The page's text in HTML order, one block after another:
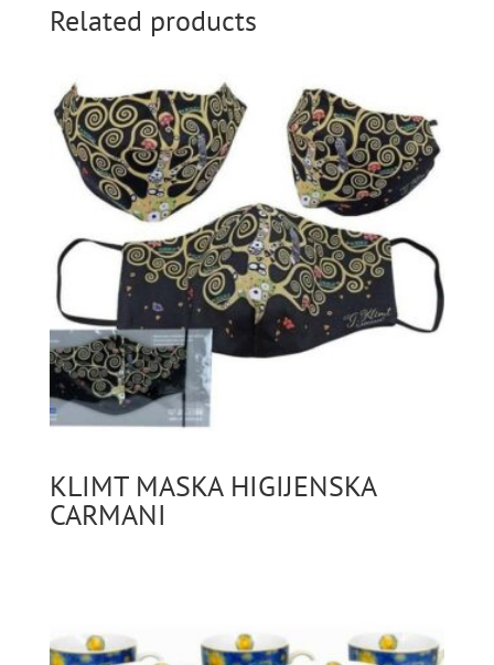
Related products
KLIMT MASKA HIGIJENSKA
CARMANI